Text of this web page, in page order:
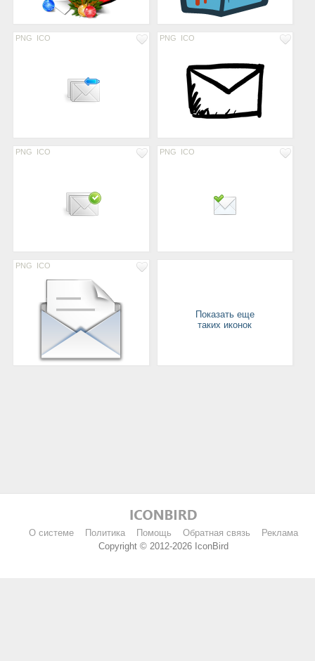
PNG ICO PNG ICO
PNG ICO PNG ICO
PNG ICO
Показать еще
таких иконок
О системе Политика Помощь Обратная связь
Реклама
Copyright © 2012-2026 IconBird